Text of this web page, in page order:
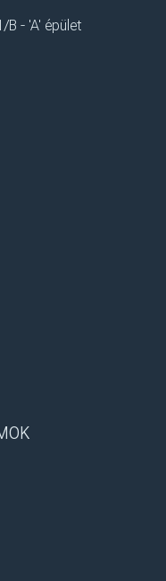
B - 'A' épület